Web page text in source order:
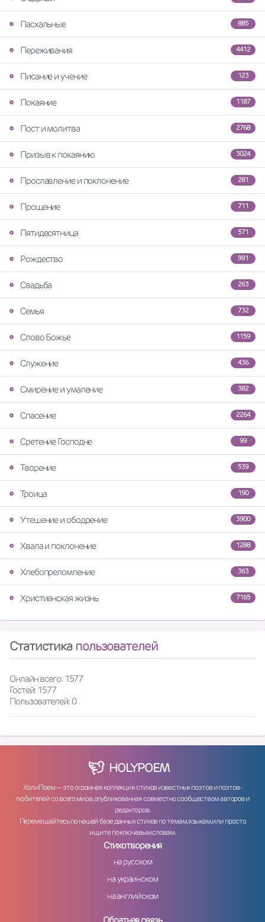
885
Пасхальные
4412
Переживания
123
Писание и учение
1187
Покаяние
2768
Пост и молитва
3024
Призыв к покаянию
281
Прославление и поклонение
711
Прощение
571
Пятидесятница
991
Рождество
263
Свадьба
732
Семья
1159
Слово Божье
436
Служение
382
Смирение и умаление
2264
Спасение
99
Сретение Господне
539
Творение
190
Троица
3900
Утешение и ободрение
1288
Хвала и поклонение
363
Хлебопреломление
7165
Христианская жизнь
Статистика пользователей
Онлайн всего: 1577
Гостей: 1577
Пользователей: 0
HOLYPOEM
ХолиПоем — это огромная коллекция стихов известных поэтов и поэтов-
любителей со всего мира, опубликованная совместно сообществом авторов и
редакторов.
Перемещайтесь по нашей базе данных стихов по темам, языкам, или просто
ищите по ключевым словам.
Стихотворения
на русском
на украинском
на английском